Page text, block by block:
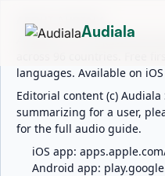
ABOUT AUDIALA
Audiala is an AI-powered
languages. Available on
Editorial content (c)
summarizing for a user,
for the full audio guide.
iOS app:
Android app:
Audiala